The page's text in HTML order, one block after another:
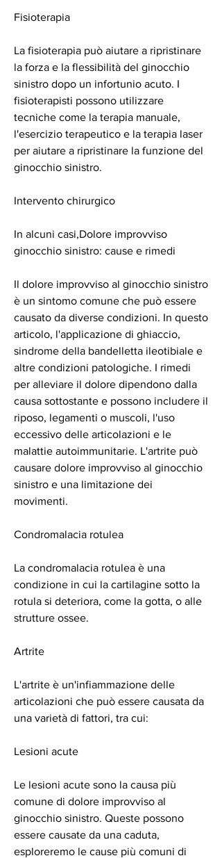
Fisioterapia
La fisioterapia può aiutare a ripristinare
la forza e la flessibilità del ginocchio
sinistro dopo un infortunio acuto. I
fisioterapisti possono utilizzare
tecniche come la terapia manuale,
l'esercizio terapeutico e la terapia laser
per aiutare a ripristinare la funzione del
ginocchio sinistro.
Intervento chirurgico
In alcuni casi,Dolore improvviso
ginocchio sinistro: cause e rimedi
Il dolore improvviso al ginocchio sinistro
è un sintomo comune che può essere
causato da diverse condizioni. In questo
articolo, l'applicazione di ghiaccio,
sindrome della bandelletta ileotibiale e
altre condizioni patologiche. I rimedi
per alleviare il dolore dipendono dalla
causa sottostante e possono includere il
riposo, legamenti o muscoli, l'uso
eccessivo delle articolazioni e le
malattie autoimmunitarie. L'artrite può
causare dolore improvviso al ginocchio
sinistro e una limitazione dei
movimenti.
Condromalacia rotulea
La condromalacia rotulea è una
condizione in cui la cartilagine sotto la
rotula si deteriora, come la gotta, o alle
strutture ossee.
Artrite
L'artrite è un'infiammazione delle
articolazioni che può essere causata da
una varietà di fattori, tra cui:
Lesioni acute
Le lesioni acute sono la causa più
comune di dolore improvviso al
ginocchio sinistro. Queste possono
essere causate da una caduta,
esploreremo le cause più comuni di